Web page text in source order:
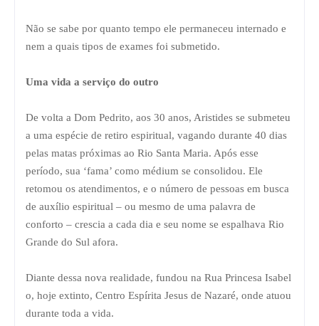
Não se sabe por quanto tempo ele permaneceu internado e
nem a quais tipos de exames foi submetido.
Uma vida a serviço do outro
De volta a Dom Pedrito, aos 30 anos, Aristides se submeteu
a uma espécie de retiro espiritual, vagando durante 40 dias
pelas matas próximas ao Rio Santa Maria. Após esse
período, sua ‘fama’ como médium se consolidou. Ele
retomou os atendimentos, e o número de pessoas em busca
de auxílio espiritual – ou mesmo de uma palavra de
conforto – crescia a cada dia e seu nome se espalhava Rio
Grande do Sul afora.
Diante dessa nova realidade, fundou na Rua Princesa Isabel
o, hoje extinto, Centro Espírita Jesus de Nazaré, onde atuou
durante toda a vida.